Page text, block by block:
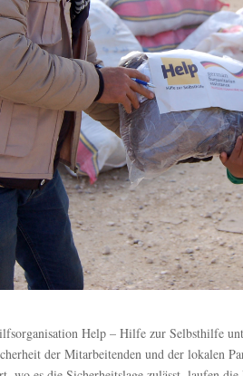
Help – Hilfe zur Selbsthilfe
der Mitarbeitenden und der lokalen